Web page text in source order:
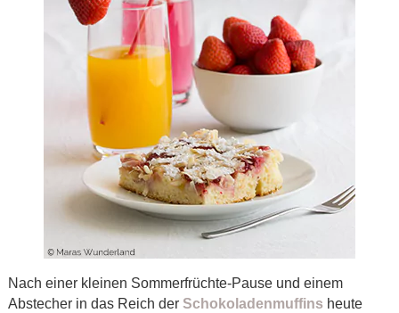
Nach einer kleinen Sommerfrüchte-Pause und einem
Abstecher in das Reich der Schokoladenmuffins heute